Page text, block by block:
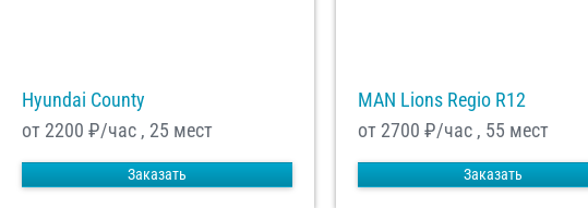
Hyundai County
от 2200 ₽/час , 25 мест
Заказать
MAN Lions Regio R12
от 2700 ₽/час , 55 мест
Заказать